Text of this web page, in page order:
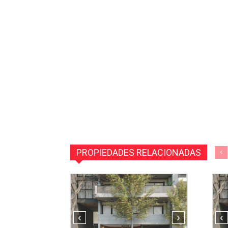
PROPIEDADES RELACIONADAS
‹ › ‹